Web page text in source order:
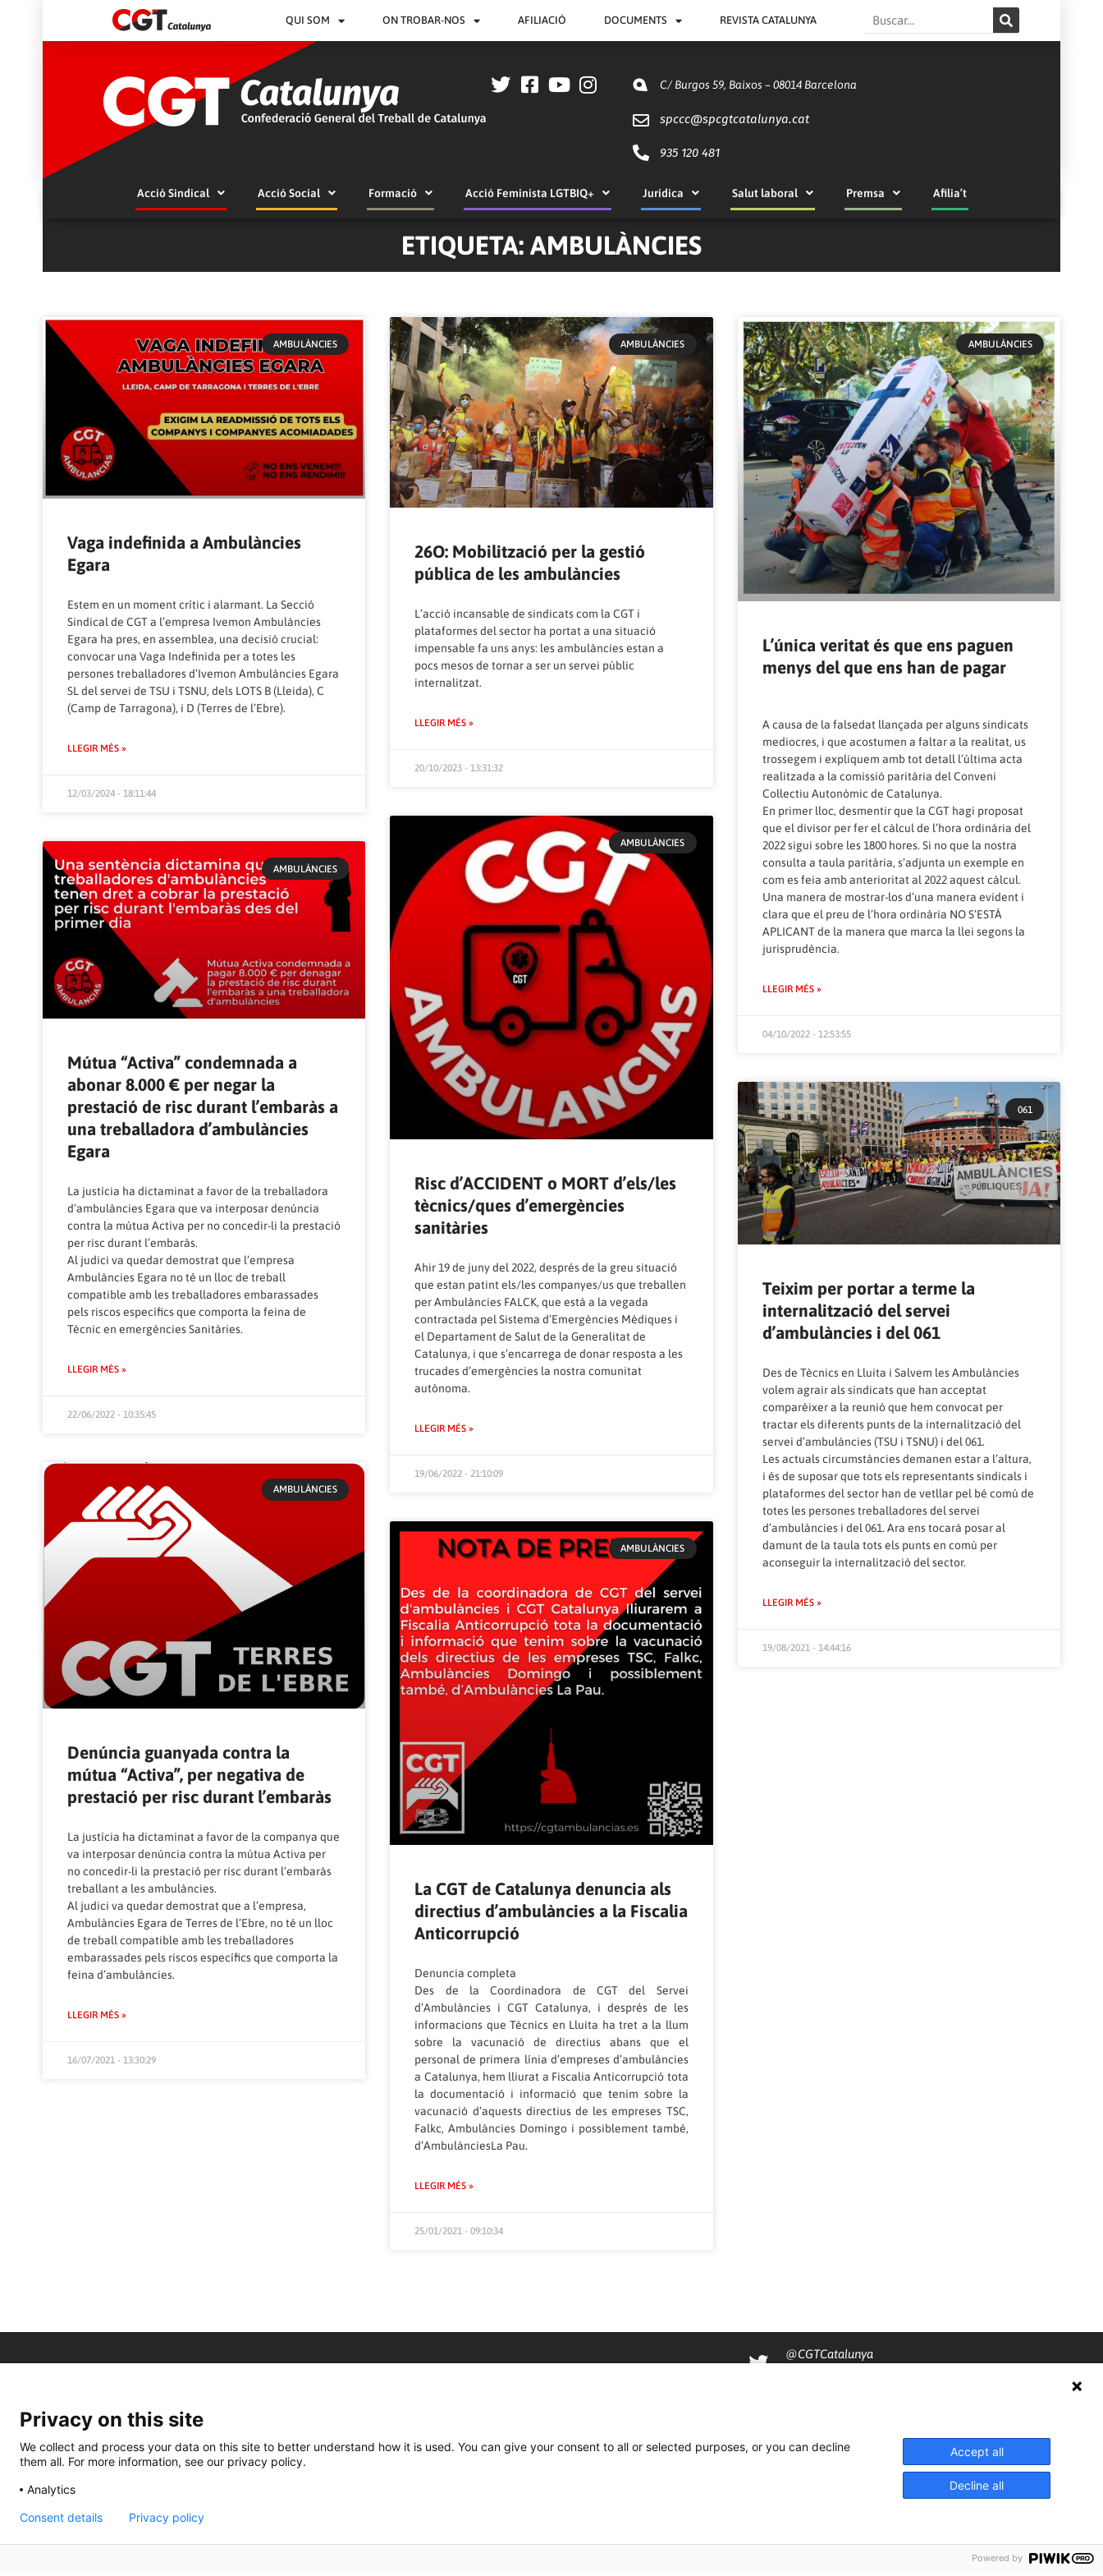
QUI SOM ON TROBAR-NOS AFILIACIÓ DOCUMENTS REVISTA CATALUNYA Search
C/ Burgos 59, Baixos – 08014 Barcelona
spccc@spcgtcatalunya.cat
935 120 481
Acció Sindical Acció Social Formació Acció Feminista LGTBIQ+ Jurídica Salut laboral Premsa Afilia’t
ETIQUETA: AMBULÀNCIES
AMBULÀNCIES
Vaga indefinida a Ambulàncies
Egara
Estem en un moment crític i alarmant. La Secció
Sindical de CGT a l’empresa Ivemon Ambulàncies
Egara ha pres, en assemblea, una decisió crucial:
convocar una Vaga Indefinida per a totes les
persones treballadores d’Ivemon Ambulàncies Egara
SL del servei de TSU i TSNU, dels LOTS B (Lleida), C
(Camp de Tarragona), i D (Terres de l’Ebre).
LLEGIR MÉS »
12/03/2024 - 18:11:44
AMBULÀNCIES
26O: Mobilització per la gestió
pública de les ambulàncies
L’acció incansable de sindicats com la CGT i
plataformes del sector ha portat a una situació
impensable fa uns anys: les ambulàncies estan a
pocs mesos de tornar a ser un servei públic
internalitzat.
LLEGIR MÉS »
20/10/2023 - 13:31:32
AMBULÀNCIES
L’única veritat és que ens paguen
menys del que ens han de pagar
A causa de la falsedat llançada per alguns sindicats
mediocres, i que acostumen a faltar a la realitat, us
trossegem i expliquem amb tot detall l’última acta
realitzada a la comissió paritària del Conveni
Col·lectiu Autonòmic de Catalunya.
En primer lloc, desmentir que la CGT hagi proposat
que el divisor per fer el càlcul de l’hora ordinària del
2022 sigui sobre les 1800 hores. Si no que la nostra
consulta a taula paritària, s’adjunta un exemple en
com es feia amb anterioritat al 2022 aquest càlcul.
Una manera de mostrar-los d’una manera evident i
clara que el preu de l’hora ordinària NO S’ESTÀ
APLICANT de la manera que marca la llei segons la
jurisprudència.
LLEGIR MÉS »
04/10/2022 - 12:53:55
AMBULÀNCIES
Mútua “Activa” condemnada a
abonar 8.000 € per negar la
prestació de risc durant l’embaràs a
una treballadora d’ambulàncies
Egara
La justícia ha dictaminat a favor de la treballadora
d’ambulàncies Egara que va interposar denúncia
contra la mútua Activa per no concedir-li la prestació
per risc durant l’embaràs.
Al judici va quedar demostrat que l’empresa
Ambulàncies Egara no té un lloc de treball
compatible amb les treballadores embarassades
pels riscos específics que comporta la feina de
Tècnic en emergències Sanitàries.
LLEGIR MÉS »
22/06/2022 - 10:35:45
AMBULÀNCIES
Risc d’ACCIDENT o MORT d’els/les
tècnics/ques d’emergències
sanitàries
Ahir 19 de juny del 2022, després de la greu situació
que estan patint els/les companyes/us que treballen
per Ambulàncies FALCK, que està a la vegada
contractada pel Sistema d’Emergències Mèdiques i
el Departament de Salut de la Generalitat de
Catalunya, i que s’encarrega de donar resposta a les
trucades d’emergències la nostra comunitat
autònoma.
LLEGIR MÉS »
19/06/2022 - 21:10:09
061
Teixim per portar a terme la
internalització del servei
d’ambulàncies i del 061
Des de Tècnics en Lluita i Salvem les Ambulàncies
volem agrair als sindicats que han acceptat
comparèixer a la reunió que hem convocat per
tractar els diferents punts de la internalització del
servei d’ambulàncies (TSU i TSNU) i del 061.
Les actuals circumstàncies demanen estar a l’altura,
i és de suposar que tots els representants sindicals i
plataformes del sector han de vetllar pel bé comú de
totes les persones treballadores del servei
d’ambulàncies i del 061. Ara ens tocarà posar al
damunt de la taula tots els punts en comú per
aconseguir la internalització del sector.
LLEGIR MÉS »
19/08/2021 - 14:44:16
AMBULÀNCIES
Denúncia guanyada contra la
mútua “Activa”, per negativa de
prestació per risc durant l’embaràs
La justícia ha dictaminat a favor de la companya que
va interposar denúncia contra la mútua Activa per
no concedir-li la prestació per risc durant l’embaràs
treballant a les ambulàncies.
Al judici va quedar demostrat que a l’empresa,
Ambulàncies Egara de Terres de l’Ebre, no té un lloc
de treball compatible amb les treballadores
embarassades pels riscos específics que comporta la
feina d’ambulàncies.
LLEGIR MÉS »
16/07/2021 - 13:30:29
AMBULÀNCIES
La CGT de Catalunya denuncia als
directius d’ambulàncies a la Fiscalia
Anticorrupció
Denuncia completa
Des de la Coordinadora de CGT del Servei
d’Ambulàncies i CGT Catalunya, i després de les
informacions que Tècnics en Lluita ha tret a la llum
sobre la vacunació de directius abans que el
personal de primera línia d’empreses d’ambulàncies
a Catalunya, hem lliurat a Fiscalia Anticorrupció tota
la documentació i informació que tenim sobre la
vacunació d’aquests directius de les empreses TSC,
Falkc, Ambulàncies Domingo i possiblement també,
d’AmbulànciesLa Pau.
LLEGIR MÉS »
25/01/2021 - 09:10:34
@CGTCatalunya
cgtcatalunya
Desenvolupat per
Privacy on this site
We collect and process your data on this site to better understand how it is used. You can give your consent to all or selected purposes, or you can decline
them all. For more information, see our privacy policy.
Analytics
Accept all
Decline all
Consent details Privacy policy
Powered by